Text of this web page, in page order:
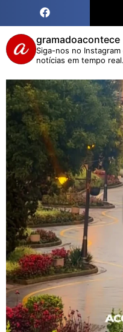
gramadoacontece
Siga-nos no
notícias em tempo real.